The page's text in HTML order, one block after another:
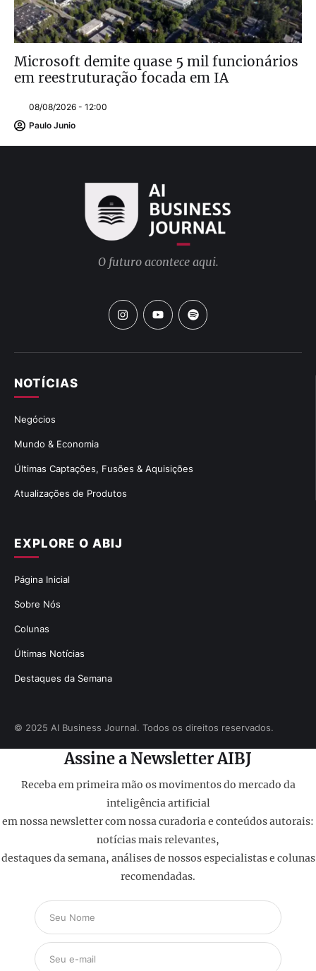
Microsoft demite quase 5 mil funcionários
em reestruturação focada em IA
08/08/2026 - 12:00
Paulo Junio
EXPLORE O ABIJ
Página Inicial
Sobre Nós
Colunas
Últimas Notícias
Destaques da Semana
NOTÍCIAS
Negócios
Mundo & Economia
Últimas Captações, Fusões & Aquisições
Atualizações de Produtos
O futuro acontece aqui.
© 2025 AI Business Journal. Todos os direitos reservados.
Assine a Newsletter AIBJ
Receba em primeira mão os movimentos do mercado da
inteligência artificial
em nossa newsletter com nossa curadoria e conteúdos autorais:
notícias mais relevantes,
destaques da semana, análises de nossos especialistas e colunas
recomendadas.